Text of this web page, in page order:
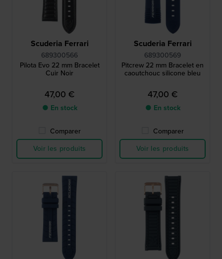
Scuderia Ferrari
689300566
Pilota Evo 22 mm Bracelet
Cuir Noir
47,00 €
● En stock
Comparer
Voir les produits
Scuderia Ferrari
689300569
Pitcrew 22 mm Bracelet en
caoutchouc silicone bleu
47,00 €
● En stock
Comparer
Voir les produits